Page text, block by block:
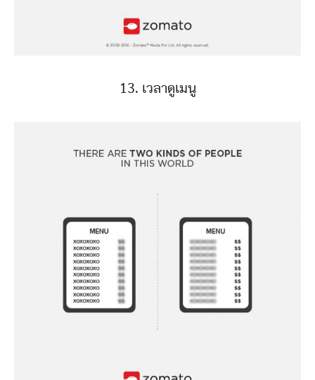
13. เวลาดูเมนู